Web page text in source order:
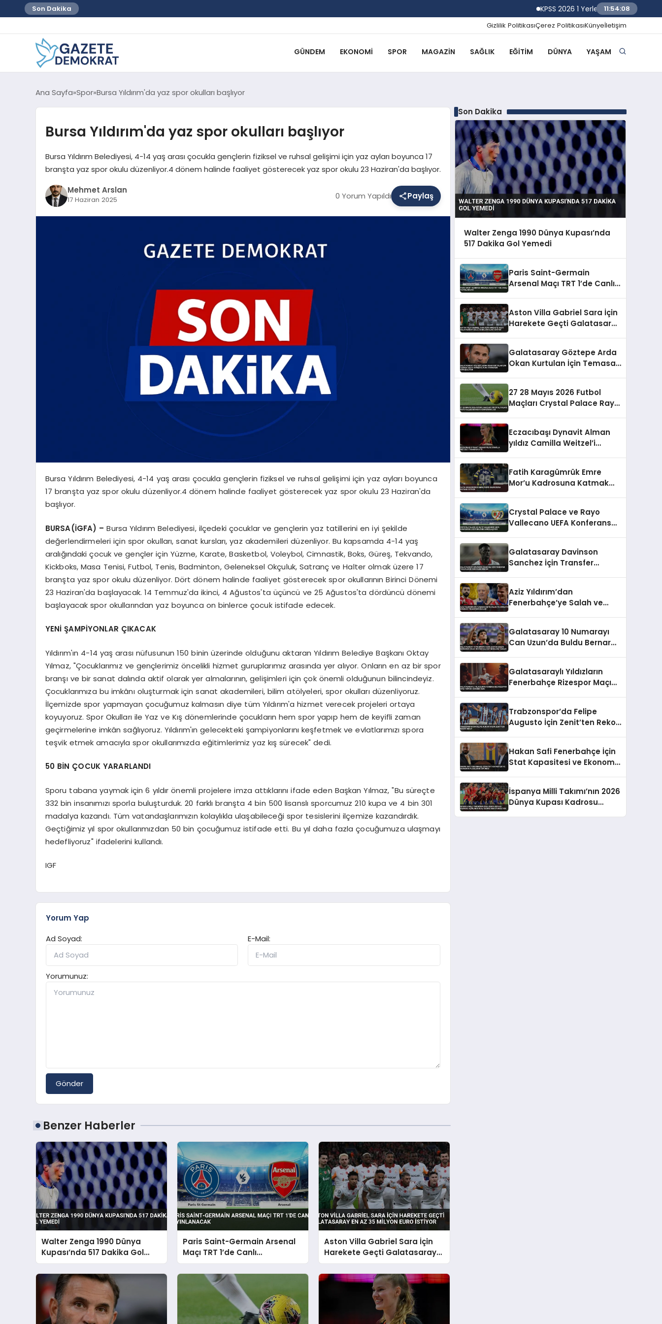
Son Dakika KPSS 2026 1 Yerleştirme Sonuçlarına
11:54:09
Gizlilik PolitikasıÇerez PolitikasıKünyeİletişim
GÜNDEM EKONOMI SPOR MAGAZIN SAĞLIK EĞITIM DÜNYA YAŞAM
Ana Sayfa Spor Bursa Yıldırım'da yaz spor okulları başlıyor
Bursa Yıldırım'da yaz spor okulları başlıyor
Bursa Yıldırım Belediyesi, 4-14 yaş arası çocukla gençlerin fiziksel ve ruhsal gelişimi için yaz ayları boyunca 17
branşta yaz spor okulu düzenliyor.4 dönem halinde faaliyet gösterecek yaz spor okulu 23 Haziran'da başlıyor.
Mehmet Arslan
17 Haziran 2025 0 Yorum Yapıldı Paylaş
Bursa Yıldırım Belediyesi, 4-14 yaş arası çocukla gençlerin fiziksel ve ruhsal gelişimi için yaz ayları boyunca
17 branşta yaz spor okulu düzenliyor.4 dönem halinde faaliyet gösterecek yaz spor okulu 23 Haziran'da
başlıyor.
BURSA(İGFA) –Bursa Yıldırım Belediyesi, ilçedeki çocuklar ve gençlerin yaz tatillerini en iyi şekilde
değerlendirmeleri için spor okulları, sanat kursları, yaz akademileri düzenliyor. Bu kapsamda 4-14 yaş
aralığındaki çocuk ve gençler için Yüzme, Karate, Basketbol, Voleybol, Cimnastik, Boks, Güreş, Tekvando,
Kickboks, Masa Tenisi, Futbol, Tenis, Badminton, Geleneksel Okçuluk, Satranç ve Halter olmak üzere 17
branşta yaz spor okulu düzenliyor. Dört dönem halinde faaliyet gösterecek spor okullarının Birinci Dönemi
23 Haziran'da başlayacak. 14 Temmuz'da ikinci, 4 Ağustos'ta üçüncü ve 25 Ağustos'ta dördüncü dönemi
başlayacak spor okullarından yaz boyunca on binlerce çocuk istifade edecek.
YENİ ŞAMPİYONLAR ÇIKACAK
Yıldırım'ın 4-14 yaş arası nüfusunun 150 binin üzerinde olduğunu aktaran Yıldırım Belediye Başkanı Oktay
Yılmaz, "Çocuklarımız ve gençlerimiz öncelikli hizmet guruplarımız arasında yer alıyor. Onların en az bir spor
branşı ve bir sanat dalında aktif olarak yer almalarının, gelişimleri için çok önemli olduğunun bilincindeyiz.
Çocuklarımıza bu imkânı oluşturmak için sanat akademileri, bilim atölyeleri, spor okulları düzenliyoruz.
İlçemizde spor yapmayan çocuğumuz kalmasın diye tüm Yıldırım'a hizmet verecek projeleri ortaya
koyuyoruz. Spor Okulları ile Yaz ve Kış dönemlerinde çocukların hem spor yapıp hem de keyifli zaman
geçirmelerine imkân sağlıyoruz. Yıldırım'ın gelecekteki şampiyonlarını keşfetmek ve evlatlarımızı spora
teşvik etmek amacıyla spor okullarımızda eğitimlerimiz yaz kış sürecek" dedi.
50 BİN ÇOCUK YARARLANDI
Sporu tabana yaymak için 6 yıldır önemli projelere imza attıklarını ifade eden Başkan Yılmaz, "Bu süreçte
332 bin insanımızı sporla buluşturduk. 20 farklı branşta 4 bin 500 lisanslı sporcumuz 210 kupa ve 4 bin 301
madalya kazandı. Tüm vatandaşlarımızın kolaylıkla ulaşabileceği spor tesislerini ilçemize kazandırdık.
Geçtiğimiz yıl spor okullarımızdan 50 bin çocuğumuz istifade etti. Bu yıl daha fazla çocuğumuza ulaşmayı
hedefliyoruz" ifadelerini kullandı.
IGF
Yorum Yap
Ad Soyad:
E-Mail:
Yorumunuz:
Gönder
Benzer Haberler
Walter Zenga 1990 Dünya
Kupası’nda 517 Dakika Gol
Yemedi
Paris Saint-Germain Arsenal
Maçı TRT 1’de Canlı
Yayınlanacak
Aston Villa Gabriel Sara İçin
Harekete Geçti Galatasaray
En Az 35 Milyon Euro İstiyor
Son Dakika
Walter Zenga 1990 Dünya Kupası’nda
517 Dakika Gol Yemedi
Paris Saint-Germain
Arsenal Maçı TRT 1’de Canlı
Aston Villa Gabriel Sara İçin
Harekete Geçti Galatasaray
Galatasaray Göztepe Arda
Okan Kurtulan İçin Temasa
27 28 Mayıs 2026 Futbol
Maçları Crystal Palace Rayo
Eczacıbaşı Dynavit Alman
yıldız Camilla Weitzel’i
Fatih Karagümrük Emre
Mor’u Kadrosuna Katmak
Crystal Palace ve Rayo
Vallecano UEFA Konferans
Galatasaray Davinson
Sanchez İçin Transfer
Aziz Yıldırım’dan
Fenerbahçe’ye Salah ve
Galatasaray 10 Numarayı
Can Uzun’da Buldu Bernardo
Galatasaraylı Yıldızların
Fenerbahçe Rizespor Maçı
Trabzonspor’da Felipe
Augusto İçin Zenit’ten Rekor
Hakan Safi Fenerbahçe İçin
Stat Kapasitesi ve Ekonomik
İspanya Milli Takımı’nın 2026
Dünya Kupası Kadrosu